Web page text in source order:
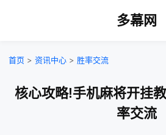
多幕网
首页 > 资讯中心 > 胜率交流
核心攻略!手机麻将开挂
率交流